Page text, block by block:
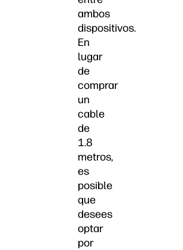
ambos
dispositivos.
En
lugar
de
comprar
un
cable
de
1.8
metros,
es
posible
que
desees
optar
por